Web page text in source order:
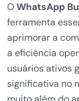
OWhatsApp
ferramenta
aprimorar a
a eficiência
usuários ativos
significativa no